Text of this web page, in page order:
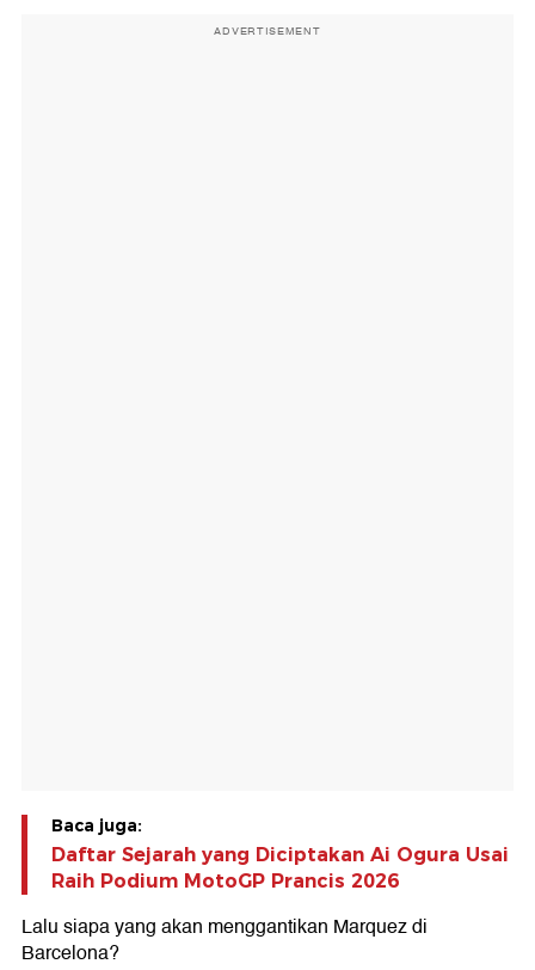
ADVERTISEMENT
Baca juga:
Daftar Sejarah yang Diciptakan Ai Ogura Usai
Raih Podium MotoGP Prancis 2026
Lalu siapa yang akan menggantikan Marquez di
Barcelona?